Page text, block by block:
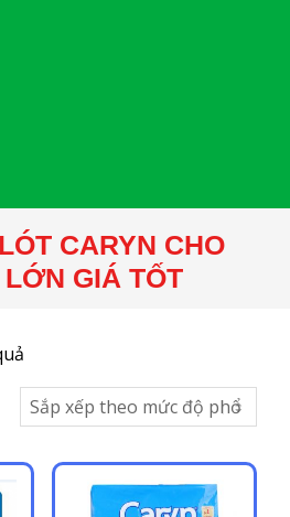
CARYN CHO
GIÁ TỐT
sắp
xếp
mức